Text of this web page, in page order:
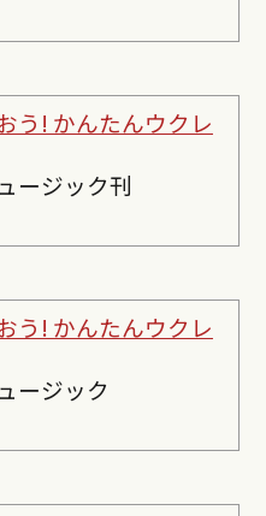
う! かんたんウクレ
ージック刊
う! かんたんウクレ
ージック